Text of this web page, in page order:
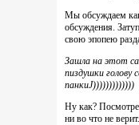
Мы обсуждаем
обсуждения.
свою эпопею
Зашла на этот
пиздушки голову
панкиJ)))))))))))))
Ну как?
ни во что не верит.